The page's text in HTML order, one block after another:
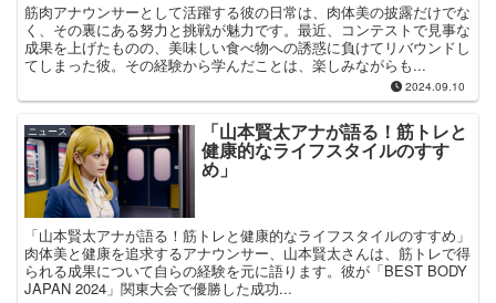
筋肉アナウンサーとして活躍する彼の日常は、肉体美の披露だけでな
く、その裏にある努力と挑戦が魅力です。最近、コンテストで見事な
成果を上げたものの、美味しい食べ物への誘惑に負けてリバウンドし
てしまった彼。その経験から学んだことは、楽しみながらも...
2024.09.10
ニュース 「山本賢太アナが語る！筋トレと
健康的なライフスタイルのすす
め」
「山本賢太アナが語る！筋トレと健康的なライフスタイルのすすめ」
肉体美と健康を追求するアナウンサー、山本賢太さんは、筋トレで得
られる成果について自らの経験を元に語ります。彼が「BEST BODY
JAPAN 2024」関東大会で優勝した成功...